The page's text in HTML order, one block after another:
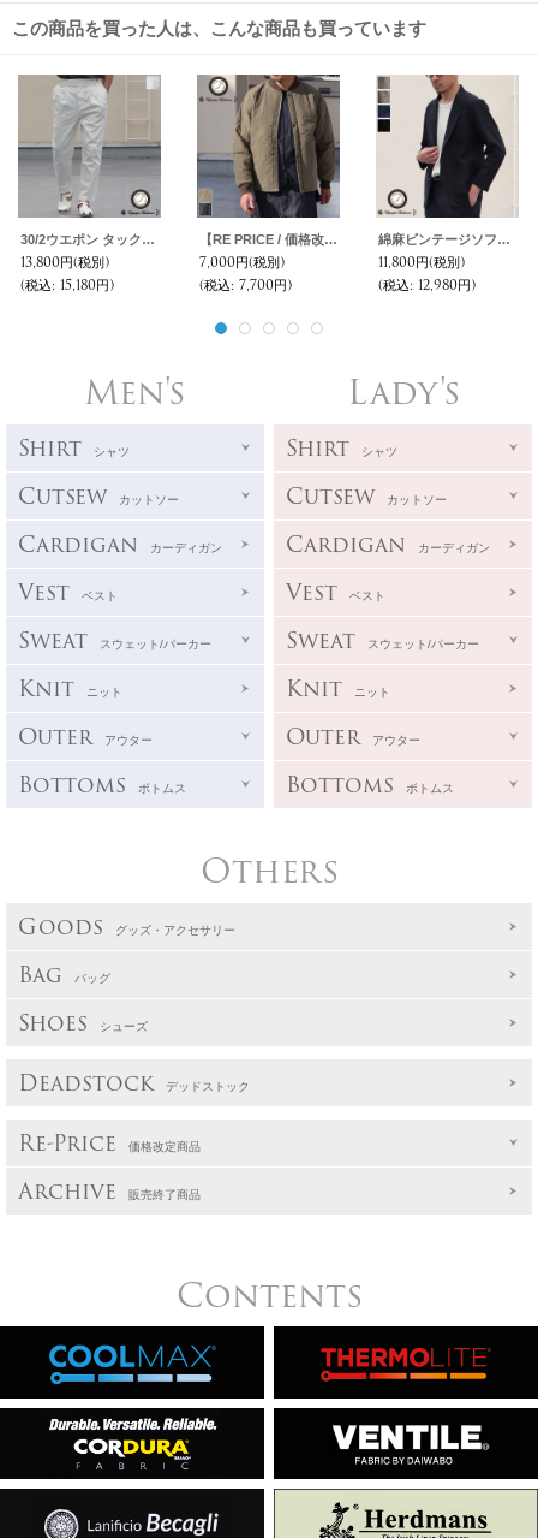
この商品を買った人は、こんな商品も買っています
30/2ウエポン タックワイド グルカ アンクルパンツ【MADE IN JAPAN】『日本製』【送料無料】 / Upscape Audience
13,800円(税別)
(税込: 15,180円)
【RE PRICE / 価格改定】Teflon（テフロン）耐水撥水コットンタッチナイロンウェーブキルトUS エアホースブルゾン【MADE IN JAPAN】『日本製』/ Upscape Audience
7,000円(税別)
(税込: 7,700円)
綿麻ビンテージソフトキャンバス 2釦 サックジャケット【MADE IN JAPAN】『日本製』【送料無料】 / Upscape Audience
11,800円(税別)
(税込: 12,980円)
Men's
Shirt シャツ
Cutsew カットソー
Cardigan カーディガン
Vest ベスト
Sweat スウェット/パーカー
Knit ニット
Outer アウター
Bottoms ボトムス
Lady's
Shirt シャツ
Cutsew カットソー
Cardigan カーディガン
Vest ベスト
Sweat スウェット/パーカー
Knit ニット
Outer アウター
Bottoms ボトムス
Others
Goods グッズ・アクセサリー
Bag バッグ
Shoes シューズ
Deadstock デッドストック
Re-Price 価格改定商品
Archive 販売終了商品
Contents